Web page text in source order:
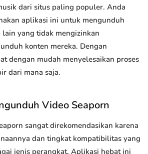
dari situs paling populer. Anda
aplikasi ini untuk mengunduh
yang tidak mengizinkan
konten mereka. Dengan
dengan mudah menyelesaikan proses
dari mana saja.
Video Seaporn
sangat direkomendasikan karena
dan tingkat kompatibilitas yang
jenis perangkat. Aplikasi hebat ini